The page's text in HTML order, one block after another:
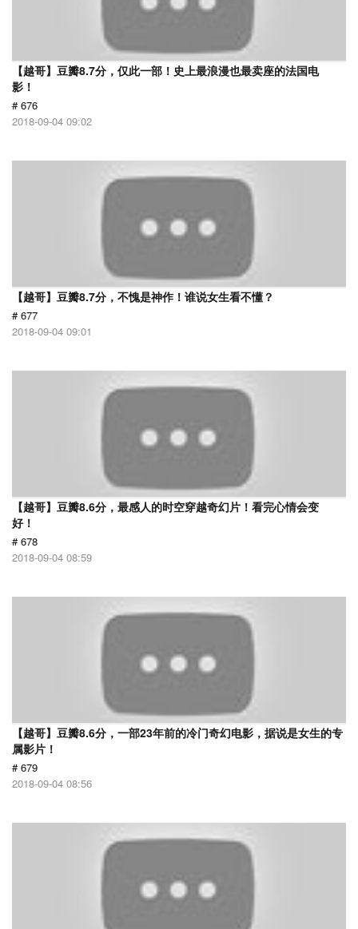
【越哥】豆瓣8.7分，仅此一部！史上最浪漫也最卖座的法国电
影！
# 676
2018-09-04 09:02
【越哥】豆瓣8.7分，不愧是神作！谁说女生看不懂？
# 677
2018-09-04 09:01
【越哥】豆瓣8.6分，最感人的时空穿越奇幻片！看完心情会变
好！
# 678
2018-09-04 08:59
【越哥】豆瓣8.6分，一部23年前的冷门奇幻电影，据说是女生的专
属影片！
# 679
2018-09-04 08:56